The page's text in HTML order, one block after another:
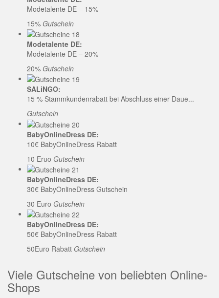
Modetalente DE – 15%
15% Gutschein
Modetalente DE:
Modetalente DE – 20%
20% Gutschein
SALiNGO:
15 % Stammkundenrabatt bei Abschluss einer Daue...
Gutschein
BabyOnlineDress DE:
10€ BabyOnlineDress Rabatt
10 Eruo Gutschein
BabyOnlineDress DE:
30€ BabyOnlineDress Gutschein
30 Euro Gutschein
BabyOnlineDress DE:
50€ BabyOnlineDress Rabatt
50Euro Rabatt Gutschein
Viele Gutscheine von beliebten Online-
Shops